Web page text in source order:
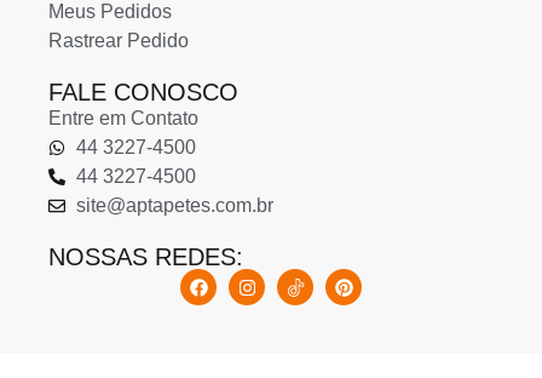
Meus Pedidos
Rastrear Pedido
FALE CONOSCO
Entre em Contato
44 3227-4500
44 3227-4500
site@aptapetes.com.br
NOSSAS REDES: